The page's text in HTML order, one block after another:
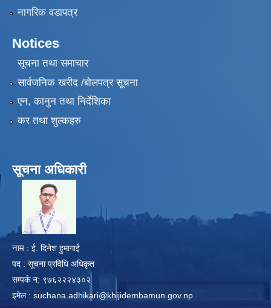
नागरिक वडापत्र
Notices
सूचना तथा समाचार
सार्वजनिक खरीद /बोलपत्र सूचना
एन, कानुन तथा निर्देशिका
कर तथा शुल्कहरु
सूचना अधिकारी
नाम : ई. दिनेश हुमागाई
पद : सूचना प्रविधि अधिकृत
सम्पर्क न: ९७६२२२४३०२
इमेल : suchana.adhikari@khijidembamun.gov.np